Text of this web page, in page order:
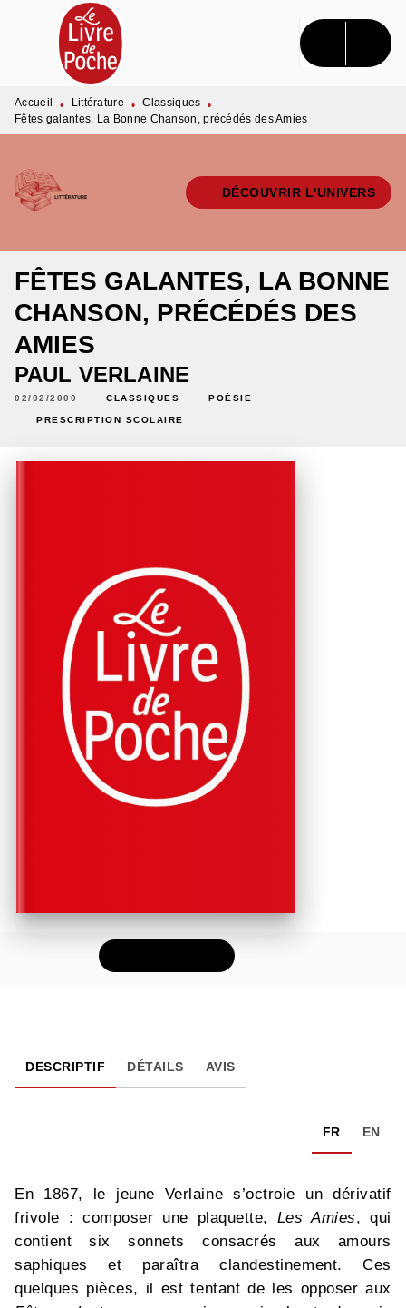
MENU RECHERCHE CONTENU
PIED DE PAGE
Accueil • Littérature • Classiques
•
Fêtes galantes, La Bonne Chanson, précédés des Amies
DÉCOUVRIR L'UNIVERS
FÊTES GALANTES, LA BONNE
CHANSON, PRÉCÉDÉS DES
AMIES
PAUL VERLAINE
02/02/2000 CLASSIQUES POÉSIE
PRESCRIPTION SCOLAIRE
DESCRIPTIF DÉTAILS AVIS
FR EN
En 1867, le jeune Verlaine s’octroie un dérivatif
frivole : composer une plaquette, Les Amies, qui
contient six sonnets consacrés aux amours
saphiques et paraîtra clandestinement. Ces
quelques pièces, il est tentant de les opposer aux